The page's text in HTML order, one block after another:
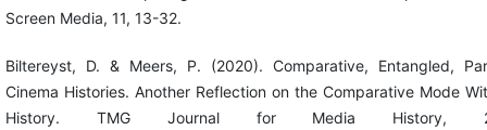
Screen Media, 11, 13-32.
Biltereyst, D. & Meers, P. (2020). Comparative, Entangled,
Cinema Histories. Another Reflection on the Comparative Mode
History. TMG Journal for Media History,